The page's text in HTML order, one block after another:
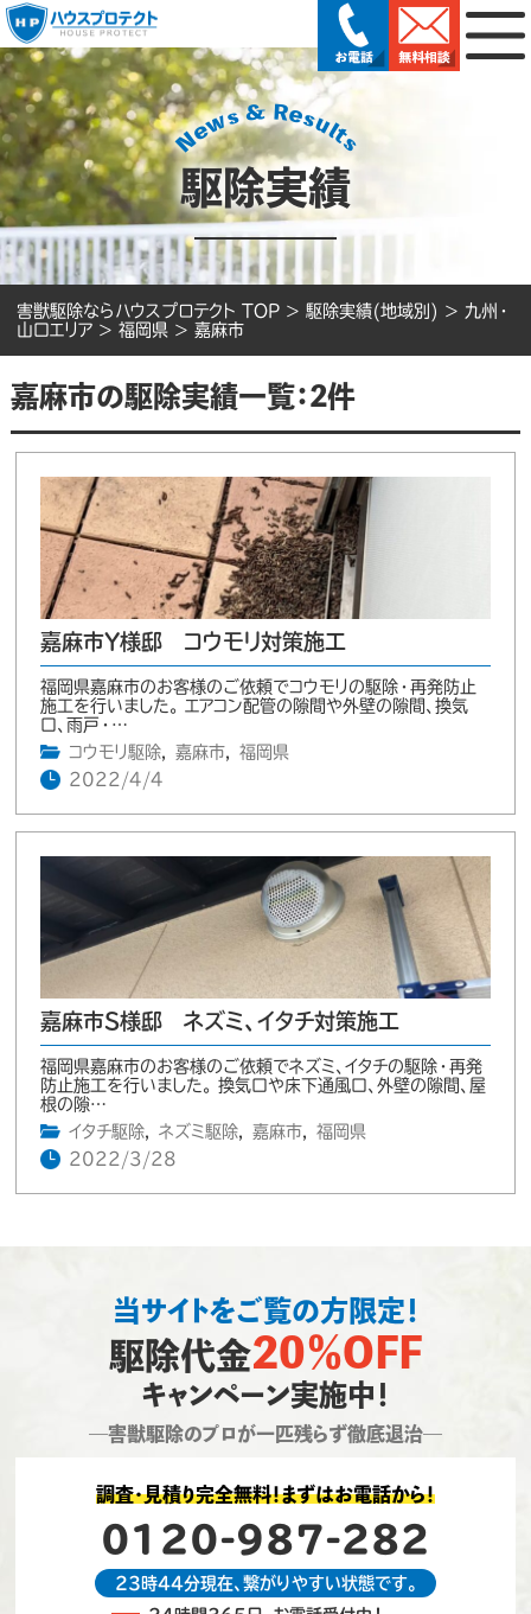
駆除実績
害獣駆除ならハウスプロテクト TOP > 駆除実績(地域別) > 九州・
山口エリア > 福岡県 > 嘉麻市
嘉麻市の駆除実績一覧：2件
嘉麻市Y様邸 コウモリ対策施工
福岡県嘉麻市のお客様のご依頼でコウモリの駆除・再発防止
施工を行いました。 エアコン配管の隙間や外壁の隙間、換気
口、雨戸・…
コウモリ駆除, 嘉麻市,
福岡県
2022/4/4
嘉麻市S様邸 ネズミ、イタチ対策施工
福岡県嘉麻市のお客様のご依頼でネズミ、イタチの駆除・再発
防止施工を行いました。 換気口や床下通風口、外壁の隙間、屋
根の隙…
イタチ駆除
ネズミ駆除 嘉麻市
福岡県
2022/3/28
当サイトをご覧の方限定！
駆除代金20％OFF
キャンペーン実施中！
―害獣駆除のプロが一匹残らず徹底退治―
調査・見積り完全無料！まずはお電話から！
0120-987-282
23時44分現在、繋がりやすい状態です。